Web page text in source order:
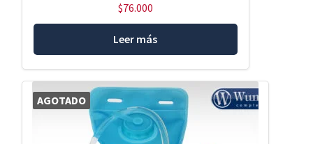
$76.000
Leer más
AGOTADO